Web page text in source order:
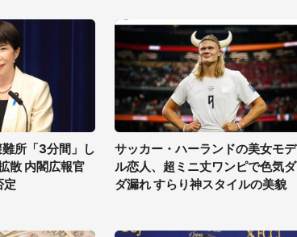
所「3分間」し
散 内閣広報官
定
サッカー・ハーランドの美女モデ
ル恋人、超ミニ丈ワンピで色気ダ
ダ漏れ すらり神スタイルの美貌